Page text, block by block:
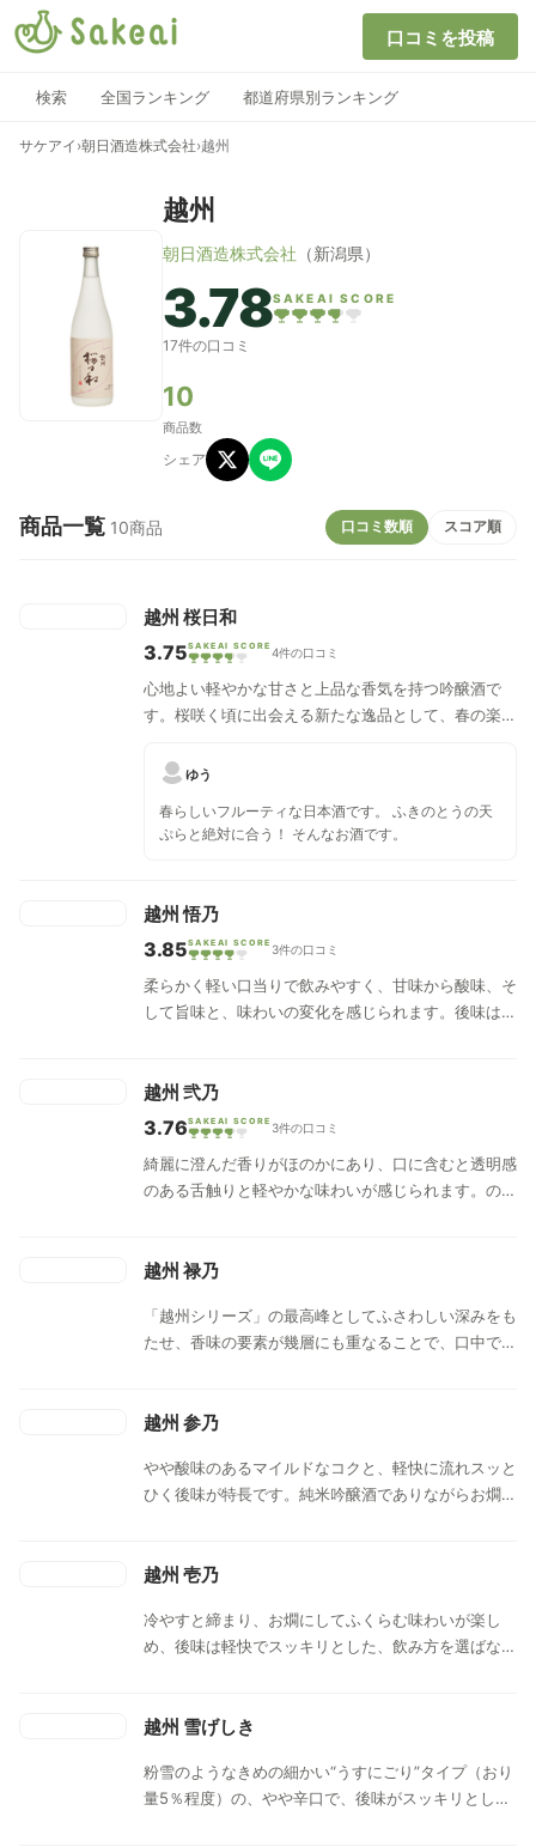
口コミを投稿
検索 全国ランキング 都道府県別ランキング
サケアイ ›朝日酒造株式会社›越州
越州
朝日酒造株式会社 （新潟県）
3.78SAKEAI SCORE
17件の口コミ
10
商品数
シェア
商品一覧 10商品 口コミ数順 スコア順
越州 桜日和
3.75SAKEAI SCORE 4件の口コミ
心地よい軽やかな甘さと上品な香気を持つ吟醸酒で
す。桜咲く頃に出会える新たな逸品として、春の楽し
ゆう
春らしいフルーティな日本酒です。 ふきのとうの天
ぷらと絶対に合う！ そんなお酒です。
越州 悟乃
3.85SAKEAI SCORE 3件の口コミ
柔らかく軽い口当りで飲みやすく、甘味から酸味、そ
して旨味と、味わいの変化を感じられます。後味は儚
越州 弐乃
3.76SAKEAI SCORE 3件の口コミ
綺麗に澄んだ香りがほのかにあり、口に含むと透明感
のある舌触りと軽やかな味わいが感じられます。のど
越州 禄乃
「越州シリーズ」の最高峰としてふさわしい深みをも
たせ、香味の要素が幾層にも重なることで、口中で
越州 参乃
やや酸味のあるマイルドなコクと、軽快に流れスッと
ひく後味が特長です。純米吟醸酒でありながらお燗に
越州 壱乃
冷やすと締まり、お燗にしてふくらむ味わいが楽し
め、後味は軽快でスッキリとした、飲み方を選ばない
越州 雪げしき
粉雪のようなきめの細かい“うすにごり”タイプ（おり
量5％程度）の、やや辛口で、後味がスッキリとした